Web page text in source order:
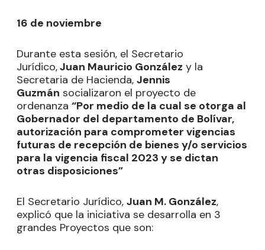
16 de noviembre
Durante esta sesión, el Secretario
Jurídico,Juan Mauricio González y la
Secretaria de Hacienda, Jennis
Guzmán socializaron el proyecto de
ordenanza “Por medio de la cual se otorga al
Gobernador del departamento de Bolívar,
autorización para comprometer vigencias
futuras de recepción de bienes y/o servicios
para la vigencia fiscal 2023 y se dictan
otras disposiciones”
El Secretario Jurídico, Juan M. González,
explicó que la iniciativa se desarrolla en 3
grandes Proyectos que son: